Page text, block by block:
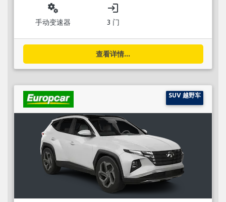
miscellaneous_services
手动变速器
login
3 门
查看详情...
SUV 越野车